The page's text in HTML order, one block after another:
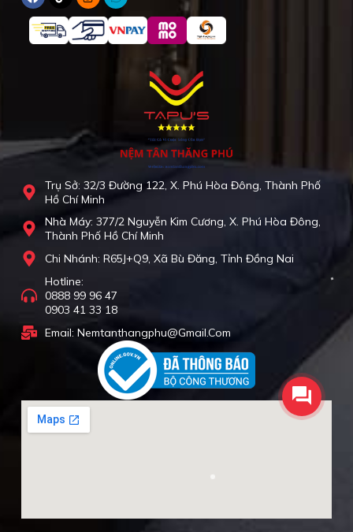
Trụ Sở: 32/3 Đường 122, X. Phú Hòa Đông, Thành Phố
Hồ Chí Minh
Nhà Máy: 377/2 Nguyễn Kim Cương, X. Phú Hòa Đông,
Thành Phố Hồ Chí Minh
Chi Nhánh: R65J+Q9, Xã Bù Đăng, Tỉnh Đồng Nai
Hotline:
0888 99 96 47
0903 41 33 18
Email: Nemtanthangphu@gmail.com